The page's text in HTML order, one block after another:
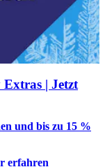
| Jetzt
und bis zu 15 %
erfahren